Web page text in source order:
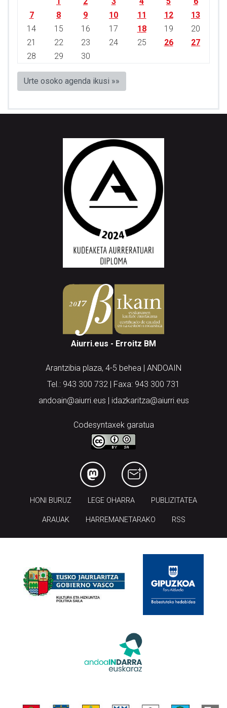
7
8 9 10 11 12
13
14
15 16 17 18 19
20
21
22 23 24 25 26
27
28
29 30
Urte osoko agenda ikusi »»
Aiurri.eus - Erroitz BM
Arantzibia plaza, 4-5 behea | ANDOAIN
Tel.: 943 300 732 | Faxa: 943 300 731
andoain@aiurri.eus | idazkaritza@aiurri.eus
Codesyntaxek garatua
HONI BURUZ LEGE OHARRA PUBLIZITATEA
ARAUAK HARREMANETARAKO RSS